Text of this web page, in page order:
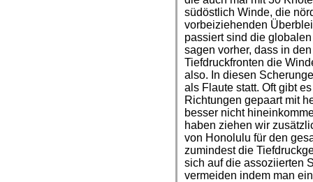
südöstlich Winde, die
vorbeiziehenden
passiert sind die
sagen vorher, dass in
Tiefdruckfronten die
also. In diesen
als Flaute statt. Oft gibt
Richtungen gepaart mit
besser nicht
haben ziehen wir
von Honolulu für den
zumindest die
sich auf die assoziierten
vermeiden indem man